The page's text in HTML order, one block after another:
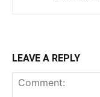
LEAVE A REPLY